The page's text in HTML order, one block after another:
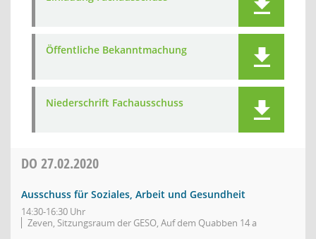
Öffentliche Bekanntmachung
Niederschrift Fachausschuss
DO 27.02.2020
Ausschuss für Soziales, Arbeit und Gesundheit
14:30-16:30 Uhr
Zeven, Sitzungsraum der GESO, Auf dem Quabben 14 a